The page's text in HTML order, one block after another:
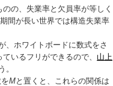
の、失業率と欠員率が等しく
間が長い世界では構造失業率
、ホワイトボードに数式をさ
いるフリができるので、 山上
。
Mと置くと、これらの関係は